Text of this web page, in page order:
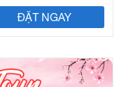
ĐẶT NGAY